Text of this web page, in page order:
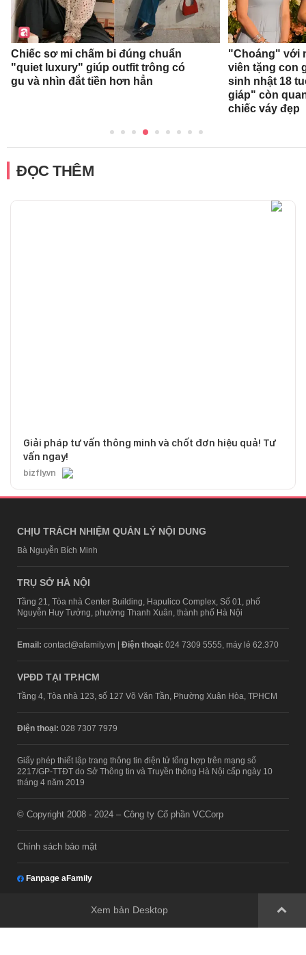
Chiếc sơ mi chấm bi đúng chuẩn
"quiet luxury" giúp outfit trông có
gu và nhìn đắt tiền hơn hẳn
"Choáng" với
viên tặng con
sinh nhật 18
giáp" còn
chiếc váy đẹp
ĐỌC THÊM
Giải pháp tư vấn thông minh và chốt đơn hiệu quả! Tư
vấn ngay!
bizfly.vn
CHỊU TRÁCH NHIỆM QUẢN LÝ NỘI DUNG
Bà Nguyễn Bích Minh
TRỤ SỞ HÀ NỘI
Tầng 21, Tòa nhà Center Building, Hapulico Complex, Số 01, phố
Nguyễn Huy Tưởng, phường Thanh Xuân, thành phố Hà Nội
Email: contact@afamily.vn | Điện thoại: 024 7309 5555, máy lẻ 62.370
VPĐD TẠI TP.HCM
Tầng 4, Tòa nhà 123, số 127 Võ Văn Tần, Phường Xuân Hòa, TPHCM
Điện thoại: 028 7307 7979
Giấy phép thiết lập trang thông tin điện tử tổng hợp trên mạng số
2217/GP-TTĐT do Sở Thông tin và Truyền thông Hà Nội cấp ngày 10
tháng 4 năm 2019
© Copyright 2008 - 2024 – Công ty Cổ phần VCCorp
Chính sách bảo mật
Fanpage aFamily
Xem bản Desktop